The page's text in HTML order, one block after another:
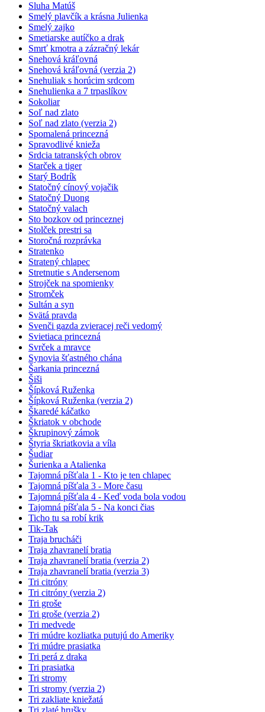
Sluha Matúš
Smelý plavčík a krásna Julienka
Smelý zajko
Smetiarske autíčko a drak
Smrť kmotra a zázračný lekár
Snehová kráľovná
Snehová kráľovná (verzia 2)
Snehuliak s horúcim srdcom
Snehulienka a 7 trpaslíkov
Sokoliar
Soľ nad zlato
Soľ nad zlato (verzia 2)
Spomalená princezná
Spravodlivé knieža
Srdcia tatranských obrov
Starček a tiger
Starý Bodrík
Statočný cínový vojačik
Statočný Duong
Statočný valach
Sto bozkov od princeznej
Stolček prestri sa
Storočná rozprávka
Stratenko
Stratený chlapec
Stretnutie s Andersenom
Strojček na spomienky
Stromček
Sultán a syn
Svätá pravda
Svenči gazda zvieracej reči vedomý
Svietiaca princezná
Svrček a mravce
Synovia šťastného chána
Šarkania princezná
Šiši
Šípková Ruženka
Šípková Ruženka (verzia 2)
Škaredé káčatko
Škriatok v obchode
Škrupinový zámok
Štyria škriatkovia a víla
Šudiar
Šurienka a Atalienka
Tajomná píšťala 1 - Kto je ten chlapec
Tajomná píšťala 3 - More času
Tajomná píšťala 4 - Keď voda bola vodou
Tajomná píšťala 5 - Na konci čias
Ticho tu sa robí krik
Tik-Tak
Traja brucháči
Traja zhavranelí bratia
Traja zhavranelí bratia (verzia 2)
Traja zhavranelí bratia (verzia 3)
Tri citróny
Tri citróny (verzia 2)
Tri groše
Tri groše (verzia 2)
Tri medvede
Tri múdre kozliatka putujú do Ameriky
Tri múdre prasiatka
Tri perá z draka
Tri prasiatka
Tri stromy
Tri stromy (verzia 2)
Tri zakliate kniežatá
Tri zlaté hrušky